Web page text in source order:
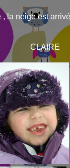
, la neige est